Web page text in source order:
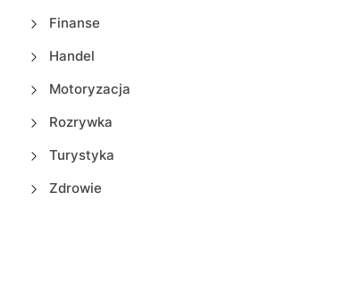
Finanse
Handel
Motoryzacja
Rozrywka
Turystyka
Zdrowie